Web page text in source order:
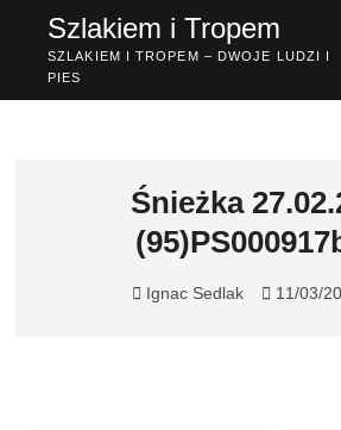
Szlakiem i Tropem
SZLAKIEM I TROPEM – DWOJE LUDZI I
PIES
Śnieżka
Ignac Sedlak 11/03/